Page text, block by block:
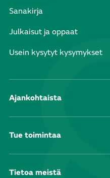
Sanakirja
Julkaisut ja oppaat
Usein kysytyt kysymykset
Ajankohtaista
Tue toimintaa
Tietoa meistä